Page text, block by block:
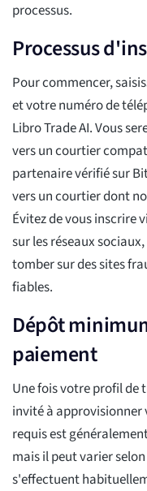
processus.
Processus
Pour commencer,
et votre numéro de
Libro Trade AI. Vous
vers un courtier
partenaire vérifié sur
vers un courtier dont
Évitez de vous inscrire
sur les réseaux
tomber sur des sites
fiables.
Dépôt
paiement
Une fois votre profil de
invité à
requis est
mais il peut varier
s'effectuent